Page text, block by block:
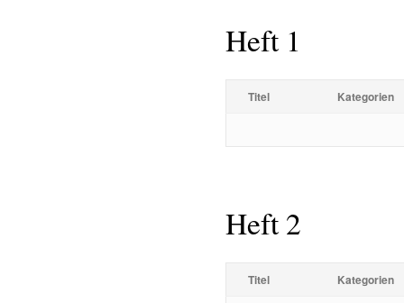
Heft 1
Titel Kategorien
Heft 2
Titel Kategorien